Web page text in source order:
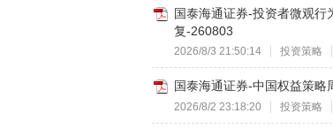
国泰海通证券-投资者微观
复-260803
2026/8/3 21:50:14 投资策略
国泰海通证券-中国权益策
2026/8/2 23:18:20 投资策略